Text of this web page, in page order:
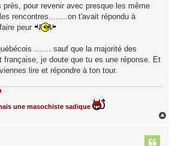
près, pour revenir avec presque les même
rencontres........on t'avait répondu à
peur
....... sauf que la majorité des
française, je doute que tu es une réponse. Et
lire et répondre à ton tour.
une masochiste sadique